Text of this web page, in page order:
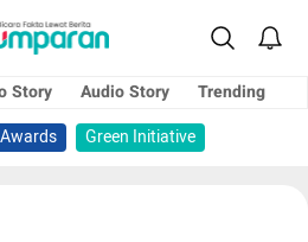
Story Audio Story
Trending
Green Initiative